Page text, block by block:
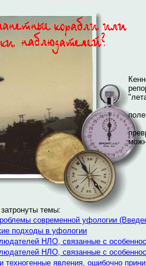
темы:
современной уфологии
подходы в уфологии
НЛО, связанные с
НЛО, связанные с
техногенные явления, ошибочно